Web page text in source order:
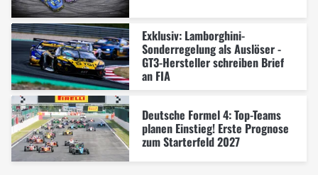
Exklusiv: Lamborghini-
Sonderregelung als Auslöser -
GT3-Hersteller schreiben Brief
an FIA
Deutsche Formel 4: Top-Teams
planen Einstieg! Erste Prognose
zum Starterfeld 2027